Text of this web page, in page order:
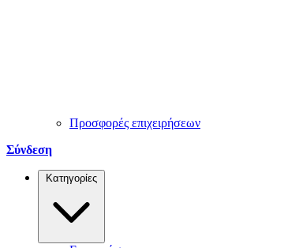
Προσφορές επιχειρήσεων
Σύνδεση
Κατηγορίες